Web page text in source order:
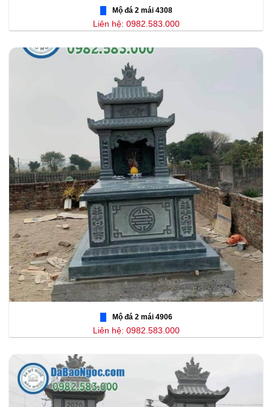
Mộ đá 2 mái 4308
Liên hệ: 0982.583.000
Mộ đá 2 mái 4906
Liên hệ: 0982.583.000